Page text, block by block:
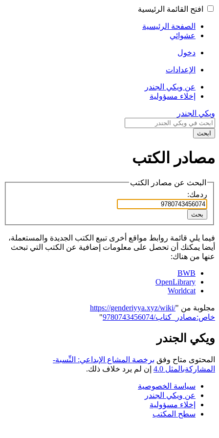
افتح القائمة الرئيسية
الصفحة الرئيسية
عشوائي
دخول
الإعدادات
عن ويكي الجندر
إخلاء مسؤولية
ويكي الجندر
ابحث
مصادر الكتب
البحث عن مصادر الكتب
ردمك:
بحث
فيما يلي قائمة روابط مواقع أخرى تبيع الكتب الجديدة والمستعملة،
أيضا يمكنك أن تحصل على معلومات إضافية عن الكتب التي تبحث
عنها من هناك:
BWB
OpenLibrary
Worldcat
مجلوبة من "https://genderiyya.xyz/wiki/
خاص:مصادر_كتاب/9780743456074
"
ويكي الجندر
المحتوى متاح وفق برخصة المشاع الإبداعي: النِّسبة-
المشاركةبالمثل 4.0
إن لم يرد خلاف ذلك.
سياسة الخصوصية
عن ويكي الجندر
إخلاء مسؤولية
سطح المكتب